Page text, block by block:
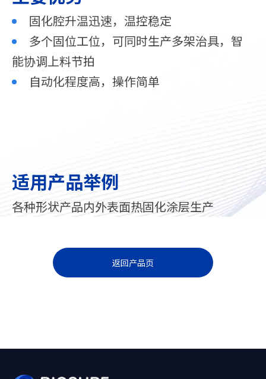
固化腔升温迅速，温控稳定
多个固位工位，可同时生产多架治具，智
能协调上料节拍
自动化程度高，操作简单
适用产品举例
各种形状产品内外表面热固化涂层生产
返回产品页